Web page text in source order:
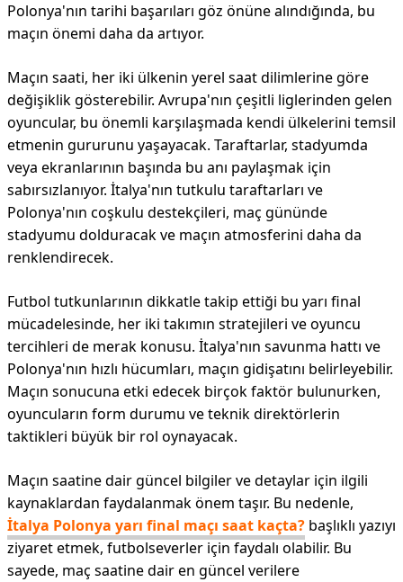
Polonya'nın tarihi başarıları göz önüne alındığında, bu
maçın önemi daha da artıyor.
Maçın saati, her iki ülkenin yerel saat dilimlerine göre
değişiklik gösterebilir. Avrupa'nın çeşitli liglerinden gelen
oyuncular, bu önemli karşılaşmada kendi ülkelerini temsil
etmenin gururunu yaşayacak. Taraftarlar, stadyumda
veya ekranlarının başında bu anı paylaşmak için
sabırsızlanıyor. İtalya'nın tutkulu taraftarları ve
Polonya'nın coşkulu destekçileri, maç gününde
stadyumu dolduracak ve maçın atmosferini daha da
renklendirecek.
Futbol tutkunlarının dikkatle takip ettiği bu yarı final
mücadelesinde, her iki takımın stratejileri ve oyuncu
tercihleri de merak konusu. İtalya'nın savunma hattı ve
Polonya'nın hızlı hücumları, maçın gidişatını belirleyebilir.
Maçın sonucuna etki edecek birçok faktör bulunurken,
oyuncuların form durumu ve teknik direktörlerin
taktikleri büyük bir rol oynayacak.
Maçın saatine dair güncel bilgiler ve detaylar için ilgili
kaynaklardan faydalanmak önem taşır. Bu nedenle,
İtalya Polonya yarı final maçı saat kaçta? başlıklı yazıyı
ziyaret etmek, futbolseverler için faydalı olabilir. Bu
sayede, maç saatine dair en güncel verilere